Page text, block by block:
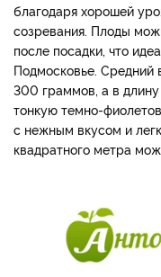
благодаря хорошей
созревания. Плоды
после посадки, что
Подмосковье. Средний
300 граммов, а в
тонкую темно-
с нежным вкусом и
квадратного метра